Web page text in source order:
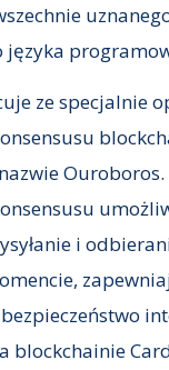
języka
ze specjalnie
Ouroboros.
i
blockchainie